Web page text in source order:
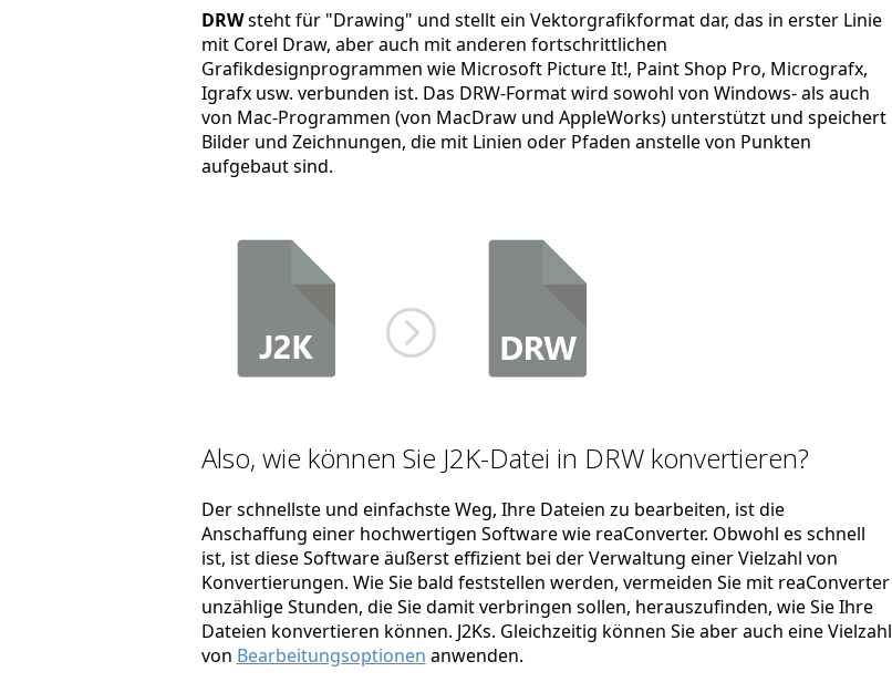
DRWsteht für "Drawing" und stellt ein Vektorgrafikformat dar, das in erster Linie
mit Corel Draw, aber auch mit anderen fortschrittlichen
Grafikdesignprogrammen wie Microsoft Picture It!, Paint Shop Pro, Micrografx,
Igrafx usw. verbunden ist. Das DRW-Format wird sowohl von Windows- als auch
von Mac-Programmen (von MacDraw und AppleWorks) unterstützt und speichert
Bilder und Zeichnungen, die mit Linien oder Pfaden anstelle von Punkten
aufgebaut sind.
Also, wie können Sie J2K-Datei in DRW konvertieren?
Der schnellste und einfachste Weg, Ihre Dateien zu bearbeiten, ist die
Anschaffung einer hochwertigen Software wie reaConverter. Obwohl es schnell
ist, ist diese Software äußerst effizient bei der Verwaltung einer Vielzahl von
Konvertierungen. Wie Sie bald feststellen werden, vermeiden Sie mit reaConverter
unzählige Stunden, die Sie damit verbringen sollen, herauszufinden, wie Sie Ihre
Dateien konvertieren können. J2Ks. Gleichzeitig können Sie aber auch eine Vielzahl
von Bearbeitungsoptionen anwenden.